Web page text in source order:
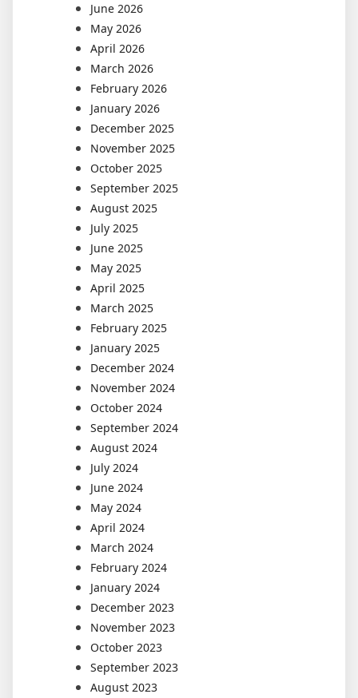
June 2026
May 2026
April 2026
March 2026
February 2026
January 2026
December 2025
November 2025
October 2025
September 2025
August 2025
July 2025
June 2025
May 2025
April 2025
March 2025
February 2025
January 2025
December 2024
November 2024
October 2024
September 2024
August 2024
July 2024
June 2024
May 2024
April 2024
March 2024
February 2024
January 2024
December 2023
November 2023
October 2023
September 2023
August 2023